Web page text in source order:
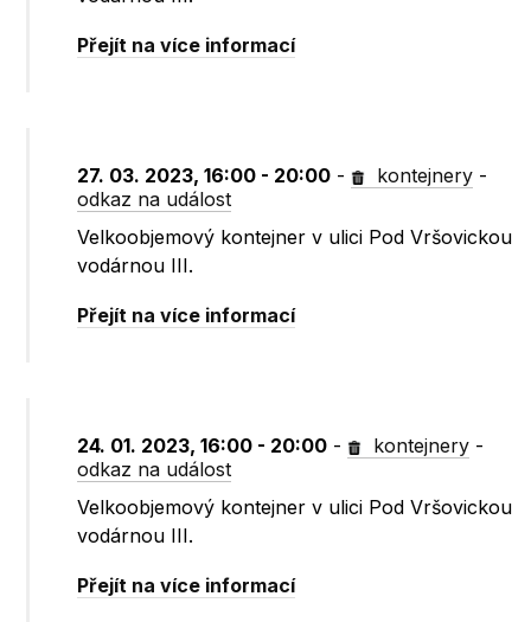
Přejít na více informací
27. 03. 2023, 16:00 - 20:00 - kontejnery -
odkaz na událost
Velkoobjemový kontejner v ulici Pod Vršovickou
vodárnou III.
Přejít na více informací
24. 01. 2023, 16:00 - 20:00 - kontejnery -
odkaz na událost
Velkoobjemový kontejner v ulici Pod Vršovickou
vodárnou III.
Přejít na více informací